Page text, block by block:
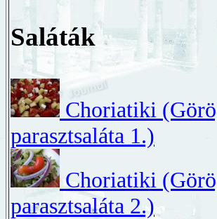
Saláták
Choriatiki
parasztsaláta 1.)
Choriatiki
parasztsaláta 2.)